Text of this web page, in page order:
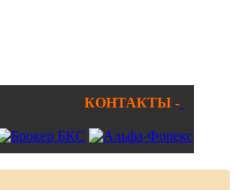
КОНТАКТЫ -